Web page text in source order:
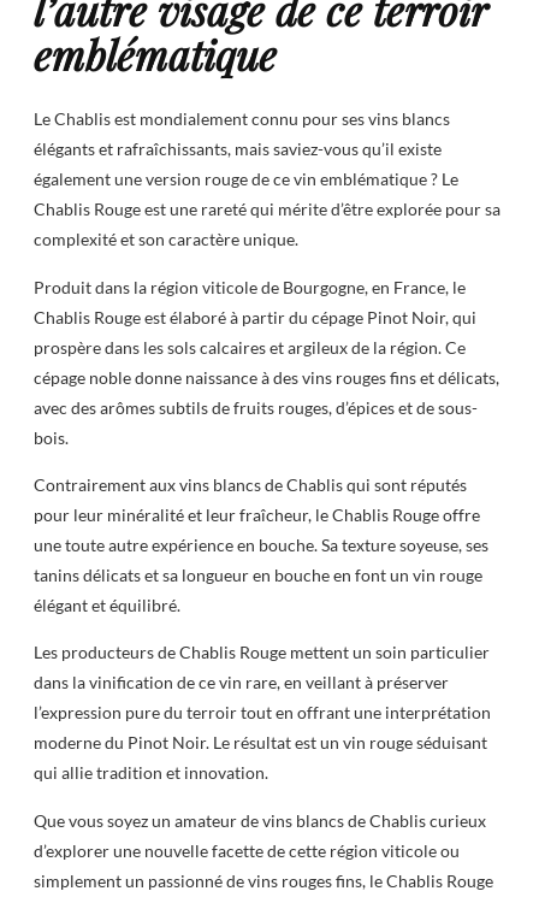
emblématique
Le Chablis est mondialement connu pour ses vins blancs
élégants et rafraîchissants, mais saviez-vous qu’il existe
également une version rouge de ce vin emblématique ? Le
Chablis Rouge est une rareté qui mérite d’être explorée pour sa
complexité et son caractère unique.
Produit dans la région viticole de Bourgogne, en France, le
Chablis Rouge est élaboré à partir du cépage Pinot Noir, qui
prospère dans les sols calcaires et argileux de la région. Ce
cépage noble donne naissance à des vins rouges fins et délicats,
avec des arômes subtils de fruits rouges, d’épices et de sous-
bois.
Contrairement aux vins blancs de Chablis qui sont réputés
pour leur minéralité et leur fraîcheur, le Chablis Rouge offre
une toute autre expérience en bouche. Sa texture soyeuse, ses
tanins délicats et sa longueur en bouche en font un vin rouge
élégant et équilibré.
Les producteurs de Chablis Rouge mettent un soin particulier
dans la vinification de ce vin rare, en veillant à préserver
l’expression pure du terroir tout en offrant une interprétation
moderne du Pinot Noir. Le résultat est un vin rouge séduisant
qui allie tradition et innovation.
Que vous soyez un amateur de vins blancs de Chablis curieux
d’explorer une nouvelle facette de cette région viticole ou
simplement un passionné de vins rouges fins, le Chablis Rouge